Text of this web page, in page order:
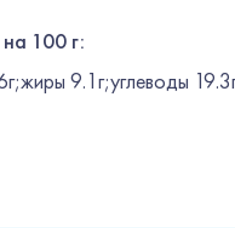
100 г:
9.1г;углеводы